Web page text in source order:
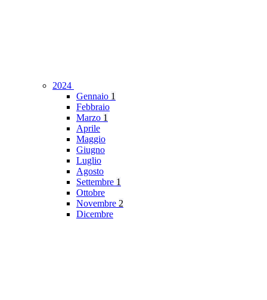
2024
Gennaio 1
Febbraio
Marzo 1
Aprile
Maggio
Giugno
Luglio
Agosto
Settembre 1
Ottobre
Novembre 2
Dicembre